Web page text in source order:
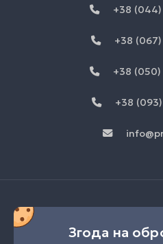
+38
+38
+38
+38
Згода на